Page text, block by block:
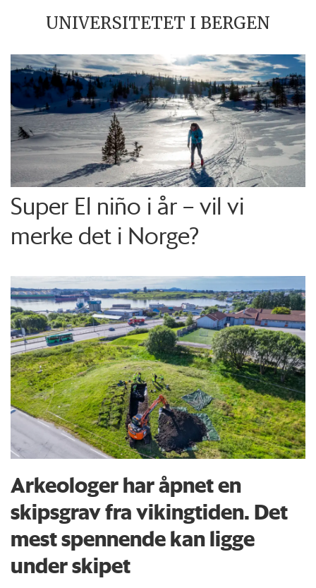
UNIVERSITETET I BERGEN
Super El niño i år – vil vi
merke det i Norge?
Arkeologer har åpnet en
skipsgrav fra vikingtiden. Det
mest spennende kan ligge
under skipet